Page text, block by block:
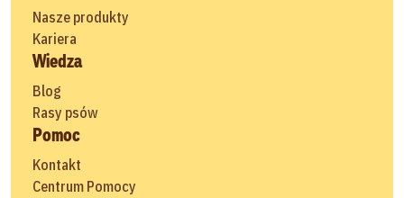
Nasze produkty
Kariera
Wiedza
Blog
Rasy psów
Pomoc
Kontakt
Centrum Pomocy